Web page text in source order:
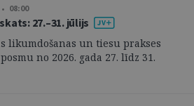
• 08:00
27.–31. jūlijs
likumdošanas un tiesu prakses
no 2026. gada 27. līdz 31.